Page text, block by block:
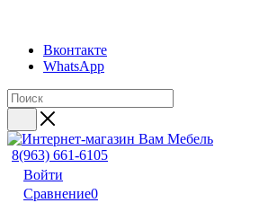
Вконтакте
WhatsApp
8(963) 661-6105
Войти
Сравнение0